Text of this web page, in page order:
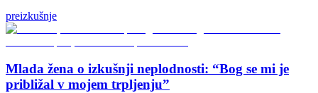
preizkušnje
Mlada žena o izkušnji neplodnosti: “Bog se mi je
približal v mojem trpljenju”